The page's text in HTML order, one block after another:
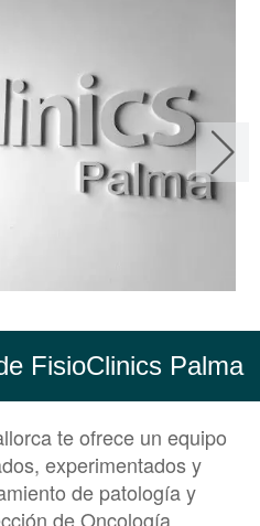
FisioClinics Palma
te ofrece un equipo
experimentados y
de patología y
de Oncología.